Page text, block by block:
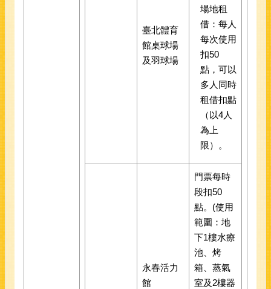
臺北體育
館桌球場
及羽球場
場地租
借：每人
每次使用
扣50
點，可以
多人同時
租借扣點
（以4人
為上
限）。
永春活力
館
門票每時
段扣50
點。(使用
範圍：地
下1樓水療
池、烤
箱、蒸氣
室及2樓器